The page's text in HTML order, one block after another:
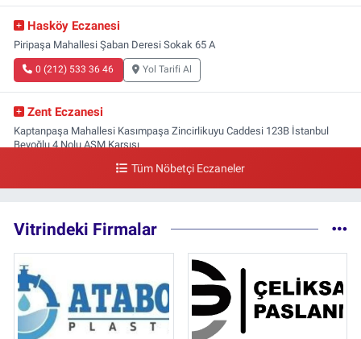
Hasköy Eczanesi
Piripaşa Mahallesi Şaban Deresi Sokak 65 A
0 (212) 533 36 46 Yol Tarifi Al
Zent Eczanesi
Kaptanpaşa Mahallesi Kasımpaşa Zincirlikuyu Caddesi 123B İstanbul
Beyoğlu 4 Nolu ASM Karşısı
Yol Tarifi Al
Tüm Nöbetçi Eczaneler
Vitrindeki Firmalar